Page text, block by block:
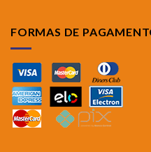
FORMAS DE